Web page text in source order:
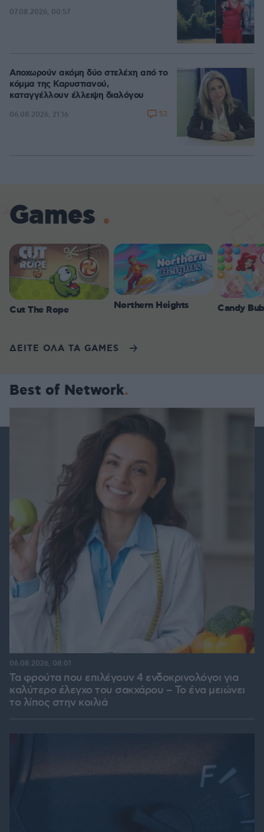
07.08.2026, 00:57
Αποχωρούν ακόμη δύο στελέχη από το
κόμμα της Καρυστιανού,
καταγγέλλουν έλλειψη διαλόγου
06.08.2026, 21:16 53
Games
Cut The Rope Northern Heights Candy
ΔΕΙΤΕ ΟΛΑ ΤΑ GAMES
Best of Network
Τα φρούτα που επιλέγουν 4 ενδοκρινολόγοι για
καλύτερο έλεγχο του σακχάρου – Το ένα μειώνει
το λίπος στην κοιλιά
06.08.2026, 08:01